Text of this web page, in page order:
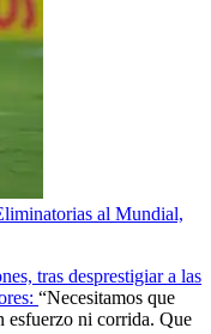
al Mundial,
tras desprestigiar a las
“Necesitamos que
esfuerzo ni corrida. Que